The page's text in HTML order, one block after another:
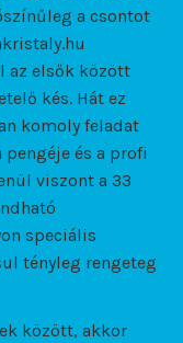
a csontot
az elsők között
kés. Hát ez
komoly feladat
pengéje és a profi
viszont a 33
speciális
tényleg rengeteg
között, akkor